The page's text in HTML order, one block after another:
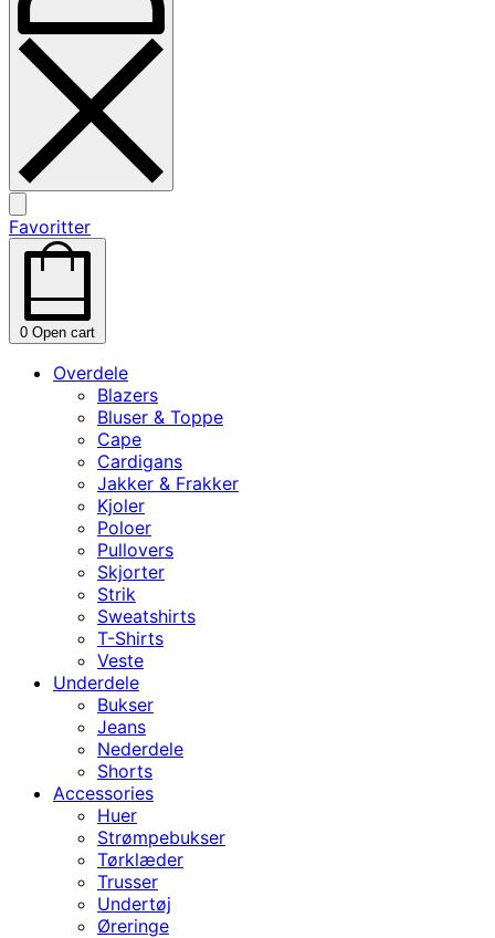
Favoritter
0 Open cart
Overdele
Blazers
Bluser & Toppe
Cape
Cardigans
Jakker & Frakker
Kjoler
Poloer
Pullovers
Skjorter
Strik
Sweatshirts
T-Shirts
Veste
Underdele
Bukser
Jeans
Nederdele
Shorts
Accessories
Huer
Strømpebukser
Tørklæder
Trusser
Undertøj
Øreringe